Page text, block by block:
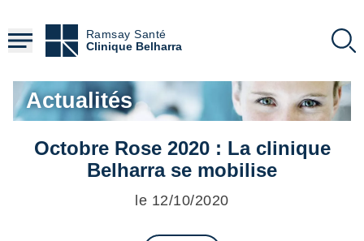
contenu
principal
Ramsay Santé
Clinique Belharra
Actualités
Octobre Rose 2020 : La clinique
Belharra se mobilise
le 12/10/2020